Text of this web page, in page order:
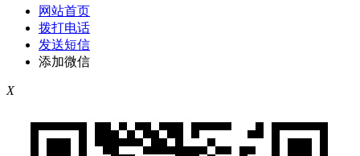
网站首页
拨打电话
发送短信
添加微信
X